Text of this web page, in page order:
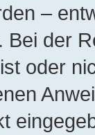
–
Bei der
oder